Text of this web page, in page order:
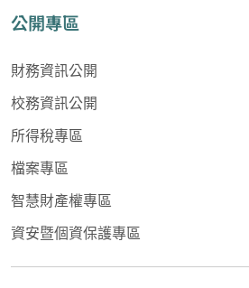
公開專區
財務資訊公開
校務資訊公開
所得稅專區
檔案專區
智慧財產權專區
資安暨個資保護專區